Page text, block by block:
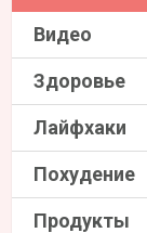
Видео
Здоровье
Лайфхаки
Похудение
Продукты